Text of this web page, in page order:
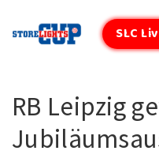
Zum
SLC
RB Leipzig